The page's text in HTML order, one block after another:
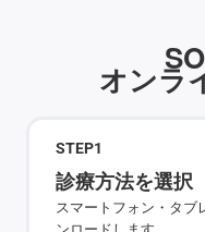
オンラ
STEP1
診療方法を選択
スマートフォン・タブ